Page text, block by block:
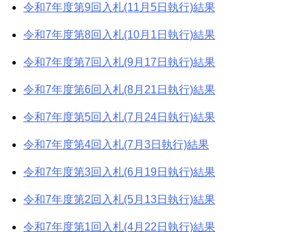
令和7年度第9回入札(11月5日執行)結果
令和7年度第8回入札(10月1日執行)結果
令和7年度第7回入札(9月17日執行)結果
令和7年度第6回入札(8月21日執行)結果
令和7年度第5回入札(7月24日執行)結果
令和7年度第4回入札(7月3日執行)結果
令和7年度第3回入札(6月19日執行)結果
令和7年度第2回入札(5月13日執行)結果
令和7年度第1回入札(4月22日執行)結果